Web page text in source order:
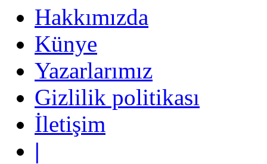
Künye
Yazarlarımız
Gizlilik politikası
İletişim
Hakkımızda
Künye
Yazarlarımız
Gizlilik politikası
İletişim
|